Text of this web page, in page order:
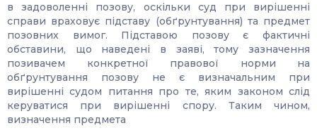
в задоволенні позову, оскільки суд при вирішенні
справи враховує підставу (обґрунтування) та предмет
позовних вимог. Підставою позову є фактичні
обставини, що наведені в заяві, тому зазначення
позивачем конкретної правової норми на
обґрунтування позову не є визначальним при
вирішенні судом питання про те, яким законом слід
керуватися при вирішенні спору. Таким чином,
визначення предмета